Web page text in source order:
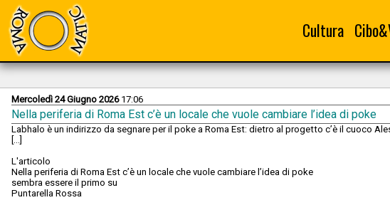
Cultura
Mercoledì 24 Giugno 202617:06
Nella periferia di Roma Est c’è un locale che vuole cambiare l’idea di poke
Labhalo è un indirizzo da segnare per il poke a Roma Est: dietro al progetto c’è il cuoco
[...]
L'articolo
Nella periferia di Roma Est c’è un locale che vuole cambiare l’idea di poke
sembra essere il primo su
Puntarella Rossa